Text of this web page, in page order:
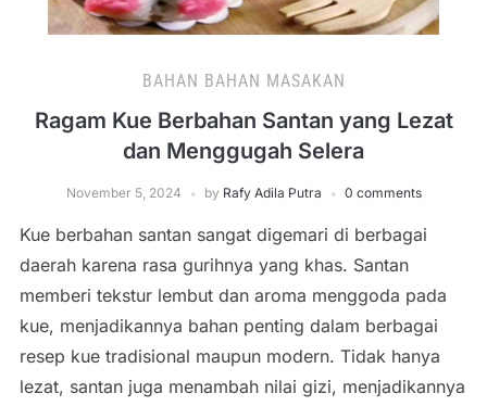
BAHAN BAHAN MASAKAN
Ragam Kue Berbahan Santan yang Lezat
dan Menggugah Selera
November 5, 2024 by Rafy Adila Putra 0 comments
Kue berbahan santan sangat digemari di berbagai
daerah karena rasa gurihnya yang khas. Santan
memberi tekstur lembut dan aroma menggoda pada
kue, menjadikannya bahan penting dalam berbagai
resep kue tradisional maupun modern. Tidak hanya
lezat, santan juga menambah nilai gizi, menjadikannya